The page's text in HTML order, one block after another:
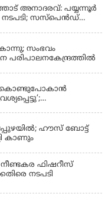
അനാദരവ്: പയ്യന്നൂർ
സസ്പെൻഡ്
സംഭവം
പരിപാലനകേന്ദ്രത്തിൽ
കൊണ്ടുപോകാന്‍
ഹൗസ് ബോട്ട്
കാണും
ഫിഷറീസ്
നടപടി